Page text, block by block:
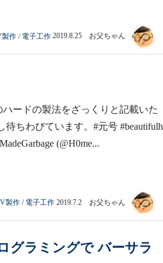
製作 / 電子工作 2019.8.25 お父ちゃん
ードの製法をざっくりと記載いた
待ちわびています。#元号 #beautifulh
(@H0me...
製作 / 電子工作 2019.7.2 お父ちゃん
グラミングで バーサラ